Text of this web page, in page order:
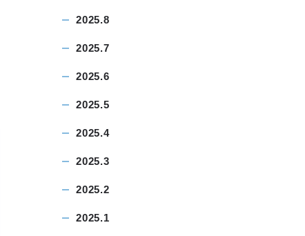
2025.8
2025.7
2025.6
2025.5
2025.4
2025.3
2025.2
2025.1